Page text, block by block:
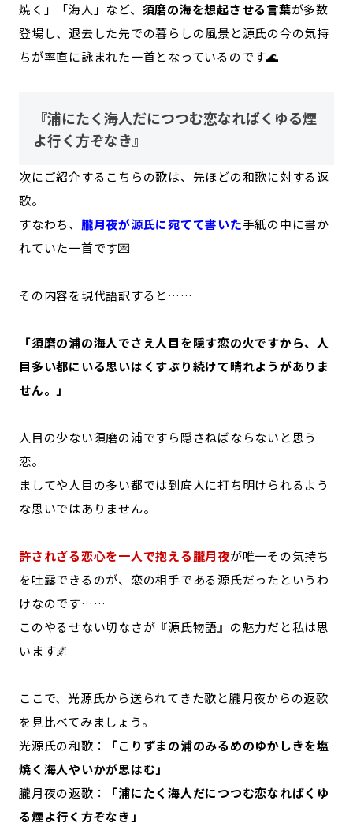
焼く」「海人」など、 須磨の海を想起させる言葉が多数
登場し、退去した先での暮らしの風景と源氏の今の気持
ちが率直に詠まれた一首となっているのです🌊
『浦にたく海人だにつつむ恋なればくゆる煙
よ行く方ぞなき』
次にご紹介するこちらの歌は、先ほどの和歌に対する返
歌。
すなわち、 朧月夜が源氏に宛てて書いた手紙の中に書か
れていた一首です💌
その内容を現代語訳すると……
「須磨の浦の海人でさえ人目を隠す恋の火ですから、人
目多い都にいる思いはくすぶり続けて晴れようがありま
せん。」
人目の少ない須磨の浦ですら隠さねばならないと思う
恋。
ましてや人目の多い都では到底人に打ち明けられるよう
な思いではありません。
許されざる恋心を一人で抱える朧月夜が唯一その気持ち
を吐露できるのが、恋の相手である源氏だったというわ
けなのです……
このやるせない切なさが『源氏物語』の魅力だと私は思
います🌌
ここで、光源氏から送られてきた歌と朧月夜からの返歌
を見比べてみましょう。
光源氏の和歌：
「こりずまの浦のみるめのゆかしきを塩
焼く海人やいかが思はむ」
朧月夜の返歌：
「浦にたく海人だにつつむ恋なればくゆ
る煙よ行く方ぞなき」